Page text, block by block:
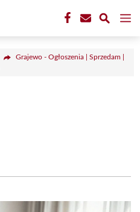
Grajewo - Ogłoszenia | Sprzedam |